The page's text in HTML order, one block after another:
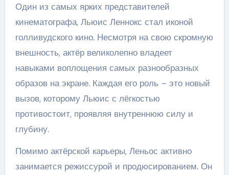
Один из самых ярких представителей
кинематографа, Льюис Леннокс стал иконой
голливудского кино. Несмотря на свою скромную
внешность, актёр великолепно владеет
навыками воплощения самых разнообразных
образов на экране. Каждая его роль – это новый
вызов, которому Льюис с лёгкостью
противостоит, проявляя внутреннюю силу и
глубину.
Помимо актёрской карьеры, Леньос активно
занимается режиссурой и продюсированием. Он